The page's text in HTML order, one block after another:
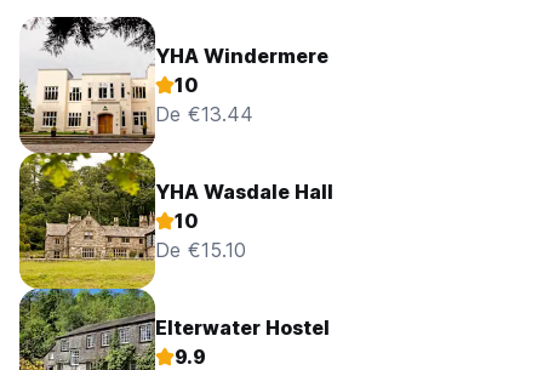
YHA Windermere
10
De €13.44
YHA Wasdale Hall
10
De €15.10
Elterwater Hostel
9.9